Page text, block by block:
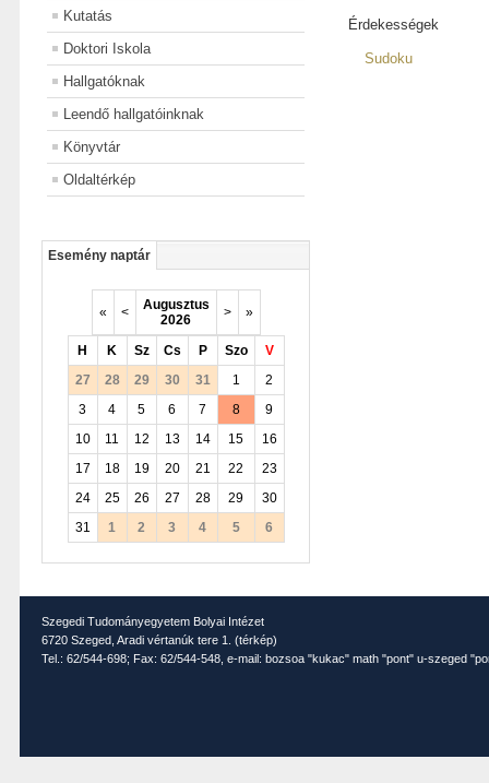
Kutatás
Doktori Iskola
Hallgatóknak
Leendő hallgatóinknak
Könyvtár
Oldaltérkép
Esemény naptár
« <
Augusztus
2026
> »
H K Sz Cs P Szo
V
27
28 29 30 31 1
2
3
4 5 6 7 8
9
10
11 12 13 14 15
16
17
18 19 20 21 22
23
24
25 26 27 28 29
30
31
1 2 3 4 5 6
Érdekességek
Sudoku
Szegedi Tudományegyetem Bolyai Intézet
6720 Szeged, Aradi vértanúk tere 1. (térkép)
Tel.: 62/544-698; Fax: 62/544-548, e-mail: bozsoa "kukac" math "pont" u-szeged